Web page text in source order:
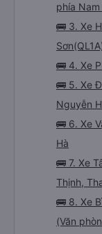
phía
🚌 3. Xe
🚌 4. Xe
🚌 5. Xe
Nguyễn
🚌 6. Xe
Hà
🚌 7. Xe
Thịnh,
🚌 8. Xe
(Văn